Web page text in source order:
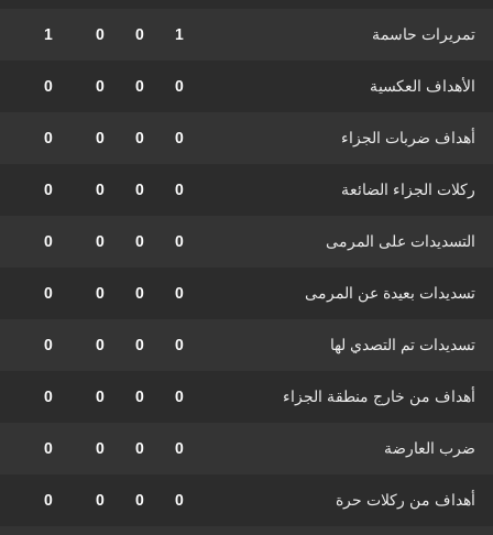
تمريرات حاسمة 1
0
0
1
الأهداف العكسية 0
0
0
0
أهداف ضربات الجزاء 0
0
0
0
ركلات الجزاء الضائعة 0
0
0
0
التسديدات على المرمى 0
0
0
0
تسديدات بعيدة عن المرمى 0
0
0
0
تسديدات تم التصدي لها 0
0
0
0
أهداف من خارج منطقة الجزاء 0
0
0
0
ضرب العارضة 0
0
0
0
أهداف من ركلات حرة 0
0
0
0